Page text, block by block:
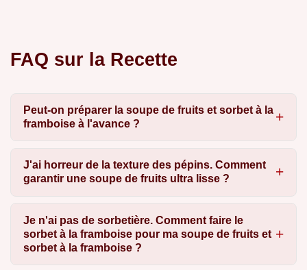
FAQ sur la Recette
Peut-on préparer la soupe de fruits et sorbet à la
framboise à l'avance ?
J'ai horreur de la texture des pépins. Comment
garantir une soupe de fruits ultra lisse ?
Je n'ai pas de sorbetière. Comment faire le
sorbet à la framboise pour ma soupe de fruits et
sorbet à la framboise ?